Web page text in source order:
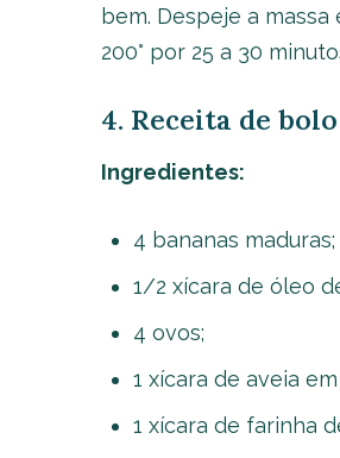
bem. Despeje a
200° por 25 a 30
4. Receita de
Ingredientes:
4 bananas maduras;
1/2 xícara de óleo
4 ovos;
1 xícara de aveia
1 xícara de farinha